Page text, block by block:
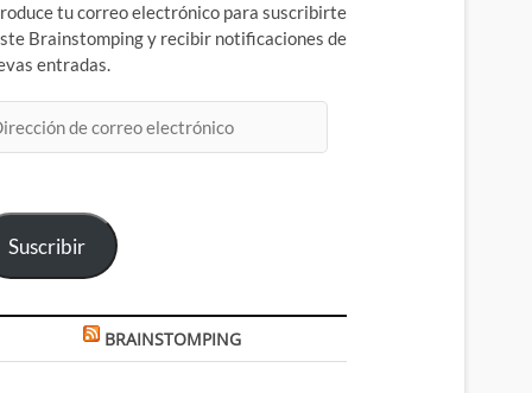
tu correo electrónico para suscribirte
Brainstomping y recibir notificaciones de
entradas.
Suscribir
BRAINSTOMPING